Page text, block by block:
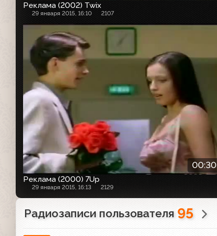
Реклама (2002) Twix
29 января 2015, 16:10 2107
00:30
Реклама (2000) 7Up
29 января 2015, 16:13 2129
Радиозаписи пользователя 95